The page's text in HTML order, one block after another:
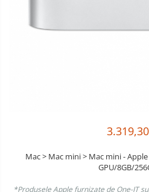
Microfoane & Casti Gaming
Mouse Gaming
Tastaturi Gaming
Mac > Mac mini > Mac mini -
GPU/8GB/
*Produsele Apple furnizate de One-IT